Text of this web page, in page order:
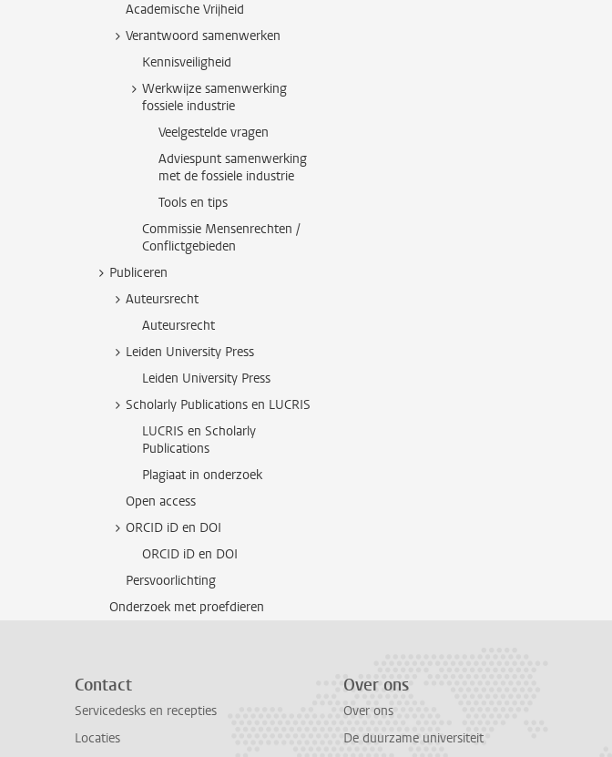
Academische Vrijheid
Verantwoord samenwerken
Kennisveiligheid
Werkwijze samenwerking
fossiele industrie
Veelgestelde vragen
Adviespunt samenwerking
met de fossiele industrie
Tools en tips
Commissie Mensenrechten /
Conflictgebieden
Publiceren
Auteursrecht
Auteursrecht
Leiden University Press
Leiden University Press
Scholarly Publications en LUCRIS
LUCRIS en Scholarly
Publications
Plagiaat in onderzoek
Open access
ORCID iD en DOI
ORCID iD en DOI
Persvoorlichting
Onderzoek met proefdieren
Contact
Servicedesks en recepties
Locaties
Over ons
Over ons
De duurzame universiteit